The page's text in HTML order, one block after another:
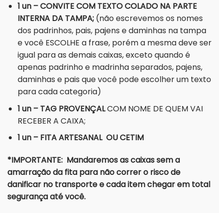
1 un – CONVITE COM TEXTO COLADO NA PARTE
INTERNA DA TAMPA;(não escrevemos os nomes
dos padrinhos, pais, pajens e daminhas na tampa
e você ESCOLHE a frase, porém a mesma deve ser
igual para as demais caixas, exceto quando é
apenas padrinho e madrinha separados, pajens,
daminhas e pais que você pode escolher um texto
para cada categoria)
1 un – TAG PROVENÇALCOM NOME DE QUEM VAI
RECEBER A CAIXA;
1 un – FITA ARTESANAL OU CETIM
*IMPORTANTE: Mandaremos as caixas sem a
amarração da fita para não correr o risco de
danificar no transporte e cada item chegar em total
segurança até você.